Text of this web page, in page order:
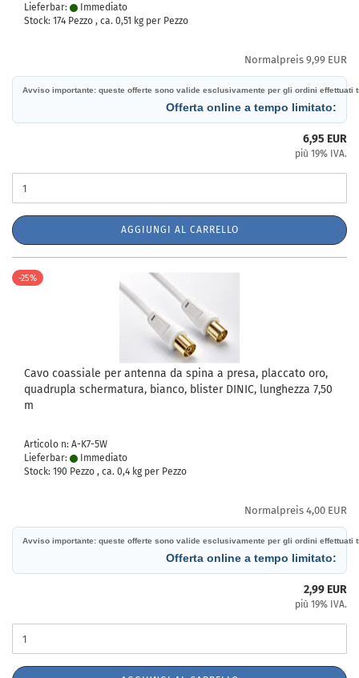
Lieferbar:
Immediato
Stock: 174 Pezzo , ca. 0,51 kg per Pezzo
Normalpreis 9,99 EUR
Avviso importante: queste offerte sono valide esclusivamente per gli ordini
Offerta online a tempo limitato:
6,95 EUR
più 19% IVA.
AGGIUNGI AL CARRELLO
-25%
Cavo coassiale per antenna da spina a presa, placcato oro,
quadrupla schermatura, bianco, blister DINIC, lunghezza 7,50
m
Articolo n: A-K7-5W
Lieferbar:
Immediato
Stock: 190 Pezzo , ca. 0,4 kg per Pezzo
Normalpreis 4,00 EUR
Avviso importante: queste offerte sono valide esclusivamente per gli ordini
Offerta online a tempo limitato:
2,99 EUR
più 19% IVA.